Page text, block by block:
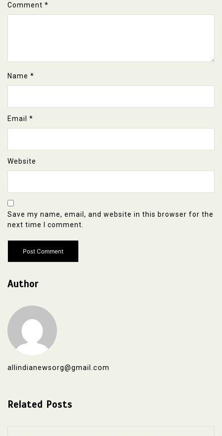
Comment *
Name *
Email *
Website
Save my name, email, and website in this browser for the
next time I comment.
Author
allindianewsorg@gmail.com
Related Posts